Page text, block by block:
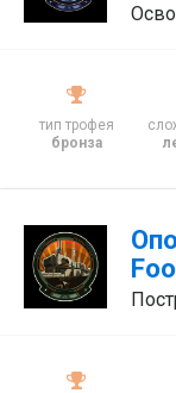
тип трофея
бронза